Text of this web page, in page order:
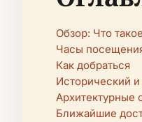
Обзор: Что
Часы
Как добраться
Исторический
Архитектурные
Ближайшие